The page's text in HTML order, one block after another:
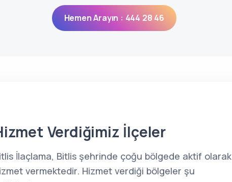
Hemen Arayın : 444 28 46
Verdiğimiz İlçeler
İlaçlama, Bitlis şehrinde çoğu bölgede aktif olarak
vermektedir. Hizmet verdiği bölgeler şu